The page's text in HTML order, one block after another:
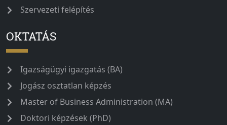
Szervezeti felépítés
OKTATÁS
Igazságügyi igazgatás (BA)
Jogász osztatlan képzés
Master of Business Administration (MA)
Doktori képzések (PhD)